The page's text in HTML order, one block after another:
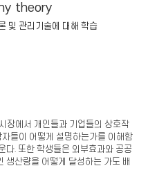
theory
및 관리기술에 대해 학습
장에서 개인들과 기업들의 상호작
들이 어떻게 설명하는가를 이해함
다. 또한 학생들은 외부효과와 공공
생산량을 어떻게 달성하는 가도 배